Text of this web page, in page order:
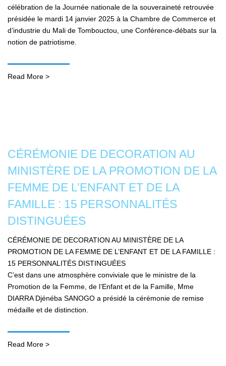
célébration de la Journée nationale de la souveraineté retrouvée
présidée le mardi 14 janvier 2025 à la Chambre de Commerce et
d’industrie du Mali de Tombouctou, une Conférence-débats sur la
notion de patriotisme.
Read More >
CÉRÉMONIE DE DECORATION AU
MINISTÈRE DE LA PROMOTION DE LA
FEMME DE L’ENFANT ET DE LA
FAMILLE : 15 PERSONNALITÉS
DISTINGUÉES
CÉRÉMONIE DE DECORATION AU MINISTÈRE DE LA
PROMOTION DE LA FEMME DE L’ENFANT ET DE LA FAMILLE :
15 PERSONNALITÉS DISTINGUÉES
C’est dans une atmosphère conviviale que le ministre de la
Promotion de la Femme, de l’Enfant et de la Famille, Mme
DIARRA Djénéba SANOGO a présidé la cérémonie de remise
médaille et de distinction.
Read More >